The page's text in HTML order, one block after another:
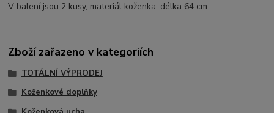
V balení jsou 2 kusy, materiál koženka, délka 64 cm.
Zboží zařazeno v kategoriích
TOTÁLNÍ VÝPRODEJ
Koženkové doplňky